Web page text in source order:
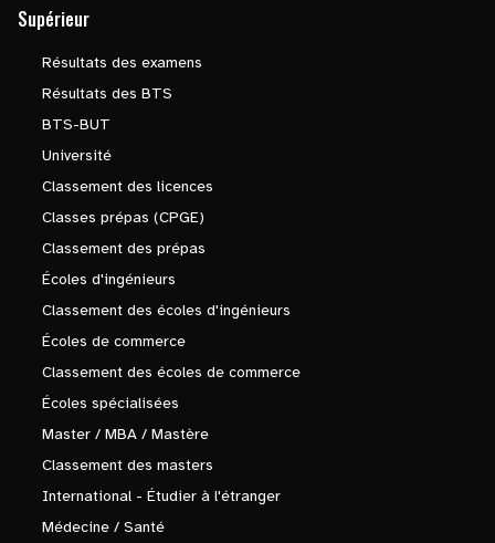
Supérieur
Résultats des examens
Résultats des BTS
BTS-BUT
Université
Classement des licences
Classes prépas (CPGE)
Classement des prépas
Écoles d'ingénieurs
Classement des écoles d'ingénieurs
Écoles de commerce
Classement des écoles de commerce
Écoles spécialisées
Master / MBA / Mastère
Classement des masters
International - Étudier à l'étranger
Médecine / Santé